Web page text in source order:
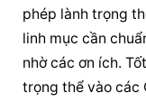
phép lành trọng
linh mục cần
nhờ các ơn ích.
trọng thể vào các